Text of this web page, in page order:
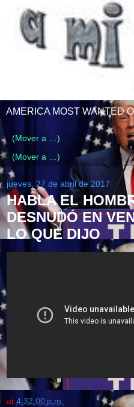
AMERICA MOST WANTED
jueves, 27 de abril de 2017
HABLA EL
DESNUDÓ EN
LO QUE DIJO
at 4:32:00 p.m.